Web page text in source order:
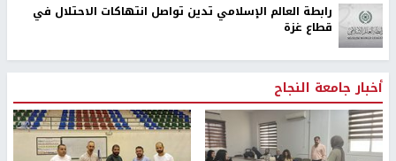
رابطة العالم الإسلامي تدين تواصل انتهاكات الاحتلال في
قطاع غزة
أخبار جامعة النجاح